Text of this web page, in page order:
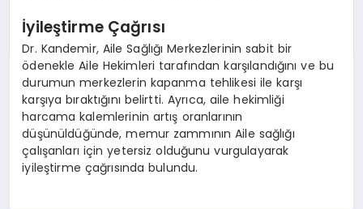
İyileştirme Çağrısı
Dr. Kandemir, Aile Sağlığı Merkezlerinin sabit bir
ödenekle Aile Hekimleri tarafından karşılandığını ve bu
durumun merkezlerin kapanma tehlikesi ile karşı
karşıya bıraktığını belirtti. Ayrıca, aile hekimliği
harcama kalemlerinin artış oranlarının
düşünüldüğünde, memur zammının Aile sağlığı
çalışanları için yetersiz olduğunu vurgulayarak
iyileştirme çağrısında bulundu.